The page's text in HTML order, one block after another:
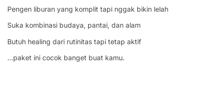
Pengen liburan yang komplit tapi nggak bikin lelah
Suka kombinasi budaya, pantai, dan alam
Butuh healing dari rutinitas tapi tetap aktif
…paket ini cocok banget buat kamu.